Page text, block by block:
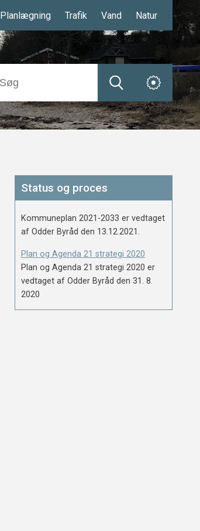
Planlægning Trafik Vand Natur
Status og proces
Kommuneplan 2021-2033 er vedtaget
af Odder Byråd den 13.12.2021.
Plan og Agenda 21 strategi 2020
Plan og Agenda 21 strategi 2020 er
vedtaget af Odder Byråd den 31. 8.
2020